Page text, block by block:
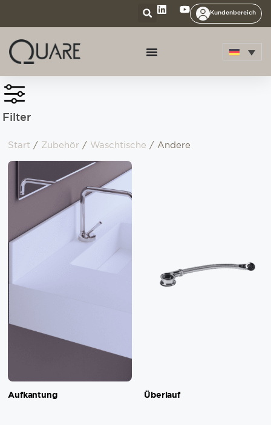
Kundenbereich
Filter
Start / Zubehör / Waschtische / Andere
Aufkantung Überlauf